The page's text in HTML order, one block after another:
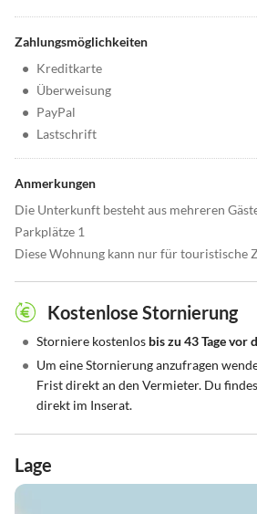
Zahlungsmöglichkeiten
• Kreditkarte
• Überweisung
• PayPal
• Lastschrift
Anmerkungen
Die Unterkunft besteht aus mehreren
Parkplätze 1
Diese Wohnung kann nur für touristische
Kostenlose Stornierung
• Storniere kostenlos bis zu 43 Tage vor
• Um eine Stornierung anzufragen
Frist direkt an den Vermieter. Du
direkt im Inserat.
Lage